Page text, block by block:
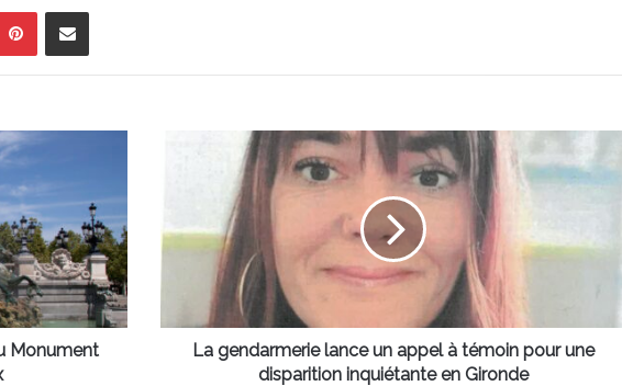
PinterestPartager par email
Monument
gendarmerie
appel
une
disparition
La gendarmerie lance un appel à témoin pour une
disparition inquiétante en Gironde